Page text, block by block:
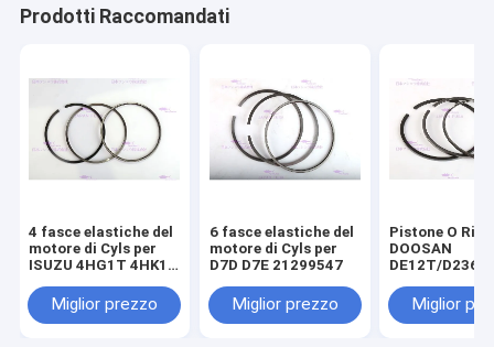
Prodotti Raccomandati
4 fasce elastiche del
motore di Cyls per
ISUZU 4HG1T 4HK1T
Miglior prezzo
6 fasce elastiche del
motore di Cyls per
D7D D7E 21299547
Miglior prezzo
Pistone O
DOOSAN
DE12T/D2366
componenti
motore
Miglior